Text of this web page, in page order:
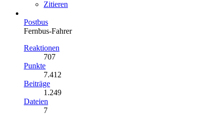
Zitieren
Postbus
Fernbus-Fahrer
Reaktionen
707
Punkte
7.412
Beiträge
1.249
Dateien
7